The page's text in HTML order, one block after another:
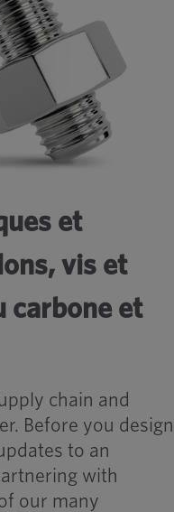
et
vis et
carbone et
chain and
Before you design
to an
with
our many